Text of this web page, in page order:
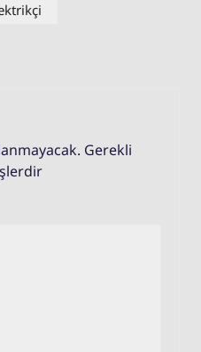
Gerekli